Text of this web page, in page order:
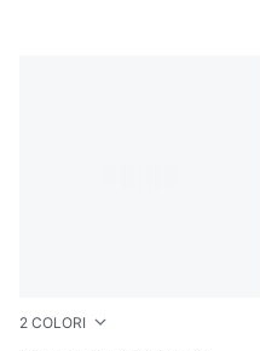
2 COLORI